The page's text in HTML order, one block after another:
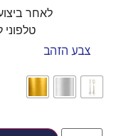
לאחר
צבע הזהב